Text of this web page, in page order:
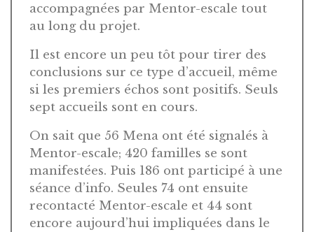
accompagnées par Mentor-escale tout
au long du projet.
Il est encore un peu tôt pour tirer des
conclusions sur ce type d’accueil, même
si les premiers échos sont positifs. Seuls
sept accueils sont en cours.
On sait que 56 Mena ont été signalés à
Mentor-escale; 420 familles se sont
manifestées. Puis 186 ont participé à une
séance d’info. Seules 74 ont ensuite
recontacté Mentor-escale et 44 sont
encore aujourd’hui impliquées dans le